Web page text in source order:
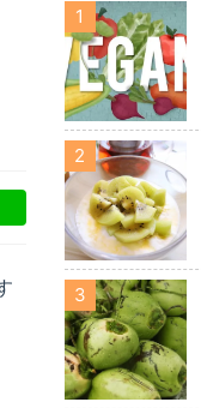
1
2
3